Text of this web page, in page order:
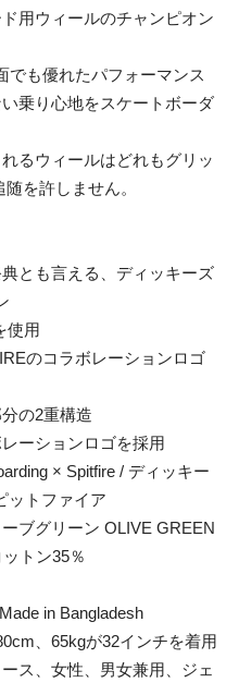
用ウィールのチャンピオン
でも優れたパフォーマンス
乗り心地をスケートボーダ
るウィールはどれもグリッ
を許しません。
とも言える、ディッキーズ
使用
のコラボレーションロゴ
の2重構造
ーションロゴを採用
× Spitfire / ディッキー
ットファイア
ブグリーン OLIVE GREEN
トン35％
in Bangladesh
、65kgが32インチを着用
ス、女性、男女兼用、ジェ